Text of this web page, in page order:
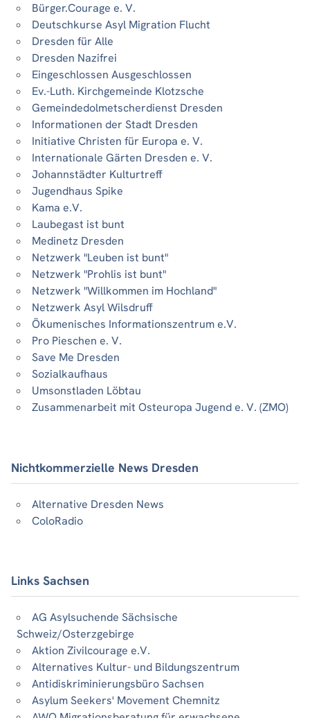
Bürger.Courage e. V.
Deutschkurse Asyl Migration Flucht
Dresden für Alle
Dresden Nazifrei
Eingeschlossen Ausgeschlossen
Ev.-Luth. Kirchgemeinde Klotzsche
Gemeindedolmetscherdienst Dresden
Informationen der Stadt Dresden
Initiative Christen für Europa e. V.
Internationale Gärten Dresden e. V.
Johannstädter Kulturtreff
Jugendhaus Spike
Kama e.V.
Laubegast ist bunt
Medinetz Dresden
Netzwerk "Leuben ist bunt"
Netzwerk "Prohlis ist bunt"
Netzwerk "Willkommen im Hochland"
Netzwerk Asyl Wilsdruff
Ökumenisches Informationszentrum e.V.
Pro Pieschen e. V.
Save Me Dresden
Sozialkaufhaus
Umsonstladen Löbtau
Zusammenarbeit mit Osteuropa Jugend e. V. (ZMO)
Nichtkommerzielle News Dresden
Alternative Dresden News
ColoRadio
Links Sachsen
AG Asylsuchende Sächsische
Schweiz/Osterzgebirge
Aktion Zivilcourage e.V.
Alternatives Kultur- und Bildungszentrum
Antidiskriminierungsbüro Sachsen
Asylum Seekers' Movement Chemnitz